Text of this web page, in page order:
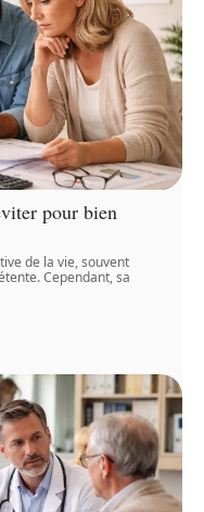
pour bien
de la vie, souvent
Cependant, sa